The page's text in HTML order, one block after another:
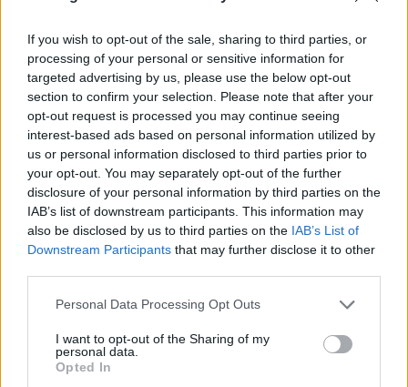
If you wish to opt-out of the sale, sharing to third parties, or
processing of your personal or sensitive information for
targeted advertising by us, please use the below opt-out
section to confirm your selection. Please note that after your
opt-out request is processed you may continue seeing
interest-based ads based on personal information utilized by
us or personal information disclosed to third parties prior to
your opt-out. You may separately opt-out of the further
disclosure of your personal information by third parties on the
IAB’s list of downstream participants. This information may
also be disclosed by us to third parties on the IAB’s List of
Downstream Participants that may further disclose it to other
Please note that this website/app uses one or more Google
not limited to your visit or usage behaviour. You may click to
grant or deny consent to Google and its third-party tags to
use your data for below specified purposes in below Google
Personal Data Processing Opt Outs
I want to opt-out of the Sharing of my
personal data.
Opted In
είναι ο κίνδυνος πυρκαγιάς και για την Κυριακή
που η θερμοκρασία θα ξεπεράσει τους 40 βαθμούς.
Η σημασία του δάσους της Δαδιάς
Το δάσος της Δαδιάς είναι ένα μοναδικό φυσικό
τοπίο με εξαιρετική σημασία για την οικολογία
ολόκληρης της Ευρώπης, όπου εκτείνεται σε 73.000
στρέμματα, σε δύο ζώνες αυστηρής προστασίας,
περίπου στο μέσο του νομού Έβρου. Ξεκινάει από
τις ανατολικές απολήξεις της οροσειράς της
Δαδιάς.